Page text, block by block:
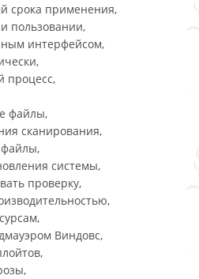
срока применения,
пользовании,
интерфейсом,
процесс,
файлы,
сканирования,
системы,
проверку,
Виндовс,